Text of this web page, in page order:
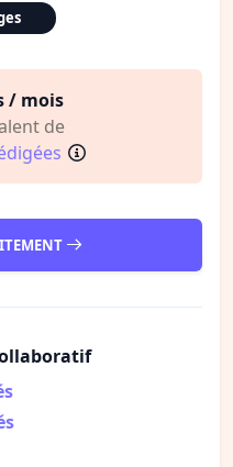
/ mois
de